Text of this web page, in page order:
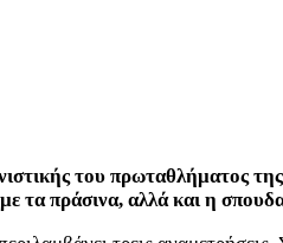
του πρωταθλήματος της
τα πράσινα, αλλά και η